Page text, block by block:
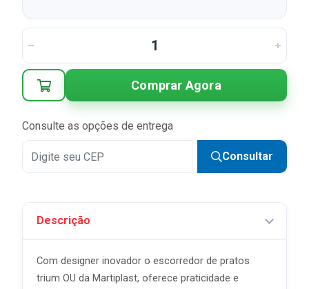
1x R$ 55,12
3x R$ 18,37 sem juros
4x R$ 13,78 sem juros
5x
Comprar Agora
Consulte as opções de entrega
Consultar
Descrição
Com designer inovador o escorredor de pratos
trium OU da Martiplast, oferece praticidade e